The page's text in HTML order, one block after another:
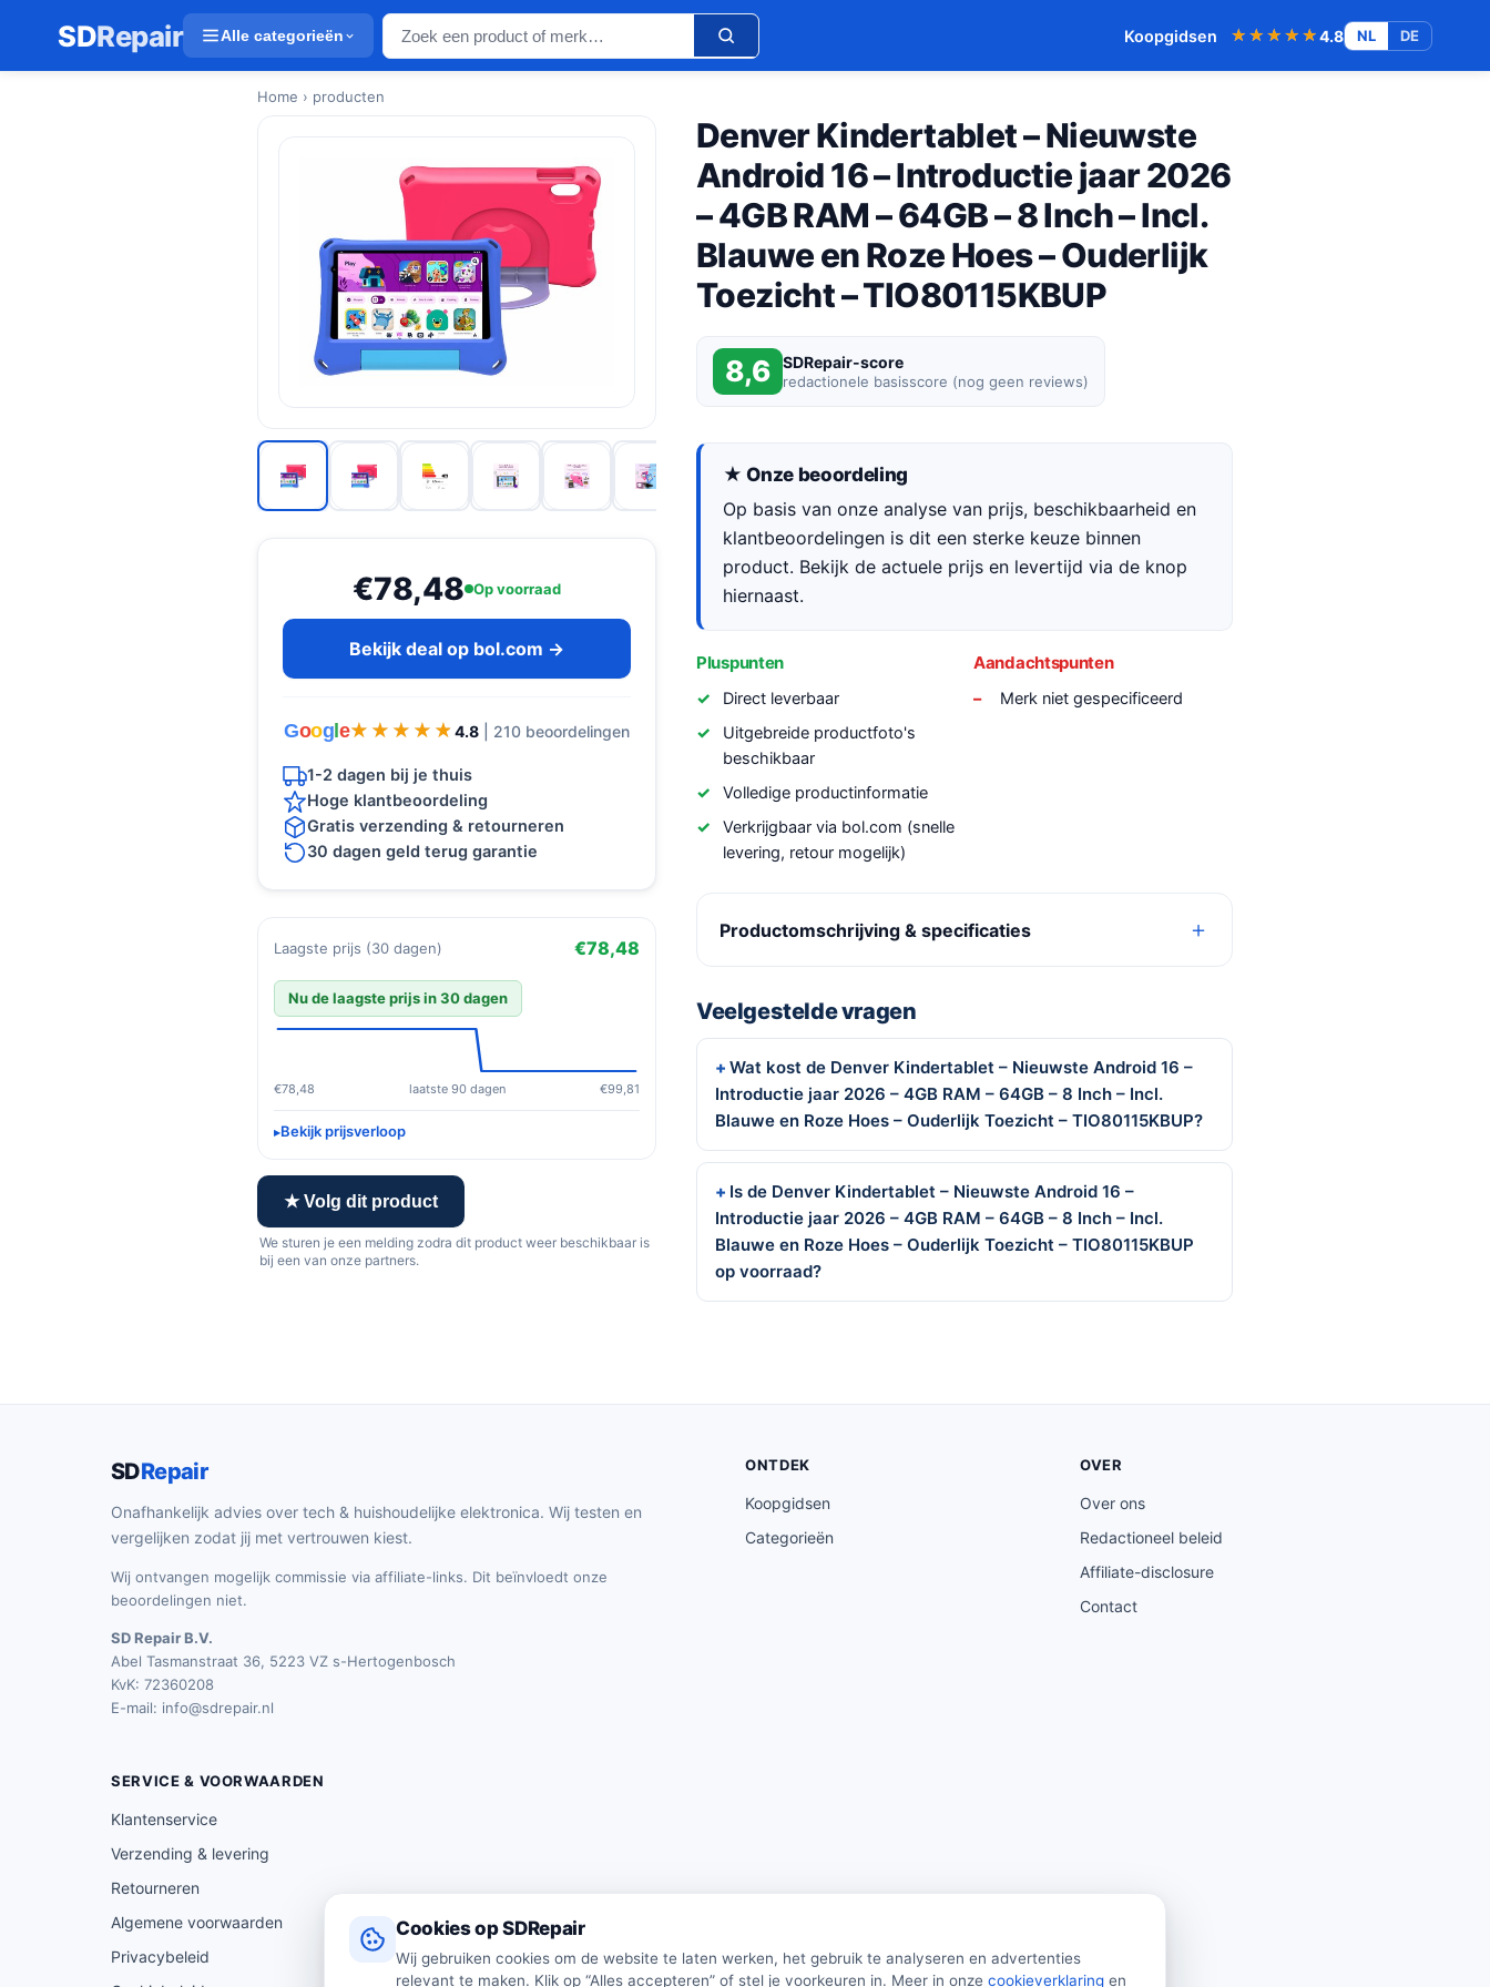
Cookies op SDRepair
Wij gebruiken cookies om de website te laten werken, het gebruik te analyseren en advertenties
relevant te maken. Klik op “Alles accepteren” of stel je voorkeuren in. Meer in onze cookieverklaring en
SDRepair Alle categorieën Koopgidsen ★★★★★
★★★★★4.8 NL DE
Home › producten
€78,48 Op voorraad
Bekijk deal op bol.com →
Goog e★★★★★
★★★★★ 4.8 | 210 beoordelingen
1-2 dagen bij je thuis
Hoge klantbeoordeling
Gratis verzending & retourneren
30 dagen geld terug garantie
Laagste prijs (30 dagen) €78,48
Nu de laagste prijs in 30 dagen
€78,48 laatste 90 dagen €99,81
Bekijk prijsverloop
★ Volg dit product
We sturen je een melding zodra dit product weer beschikbaar is
bij een van onze partners.
Denver Kindertablet – Nieuwste
Android 16 – Introductie jaar 2026
– 4GB RAM – 64GB – 8 Inch – Incl.
Blauwe en Roze Hoes – Ouderlijk
Toezicht – TIO80115KBUP
8,6 SDRepair-score
redactionele basisscore (nog geen reviews)
★ Onze beoordeling
Op basis van onze analyse van prijs, beschikbaarheid en
klantbeoordelingen is dit een sterke keuze binnen
product. Bekijk de actuele prijs en levertijd via de knop
hiernaast.
Pluspunten
Direct leverbaar
Uitgebreide productfoto's
beschikbaar
Volledige productinformatie
Verkrijgbaar via bol.com (snelle
levering, retour mogelijk)
Aandachtspunten
Merk niet gespecificeerd
Productomschrijving & specificaties
Veelgestelde vragen
Wat kost de Denver Kindertablet – Nieuwste Android 16 –
Introductie jaar 2026 – 4GB RAM – 64GB – 8 Inch – Incl.
Blauwe en Roze Hoes – Ouderlijk Toezicht – TIO80115KBUP?
Is de Denver Kindertablet – Nieuwste Android 16 –
Introductie jaar 2026 – 4GB RAM – 64GB – 8 Inch – Incl.
Blauwe en Roze Hoes – Ouderlijk Toezicht – TIO80115KBUP
op voorraad?
SDRepair
Onafhankelijk advies over tech & huishoudelijke elektronica. Wij testen en
vergelijken zodat jij met vertrouwen kiest.
Wij ontvangen mogelijk commissie via affiliate-links. Dit beïnvloedt onze
beoordelingen niet.
SD Repair B.V.
Abel Tasmanstraat 36, 5223 VZ s-Hertogenbosch
KvK: 72360208
E-mail: info@sdrepair.nl
ONTDEK
Koopgidsen
Categorieën
OVER
Over ons
Redactioneel beleid
Affiliate-disclosure
Contact
SERVICE & VOORWAARDEN
Klantenservice
Verzending & levering
Retourneren
Algemene voorwaarden
Privacybeleid